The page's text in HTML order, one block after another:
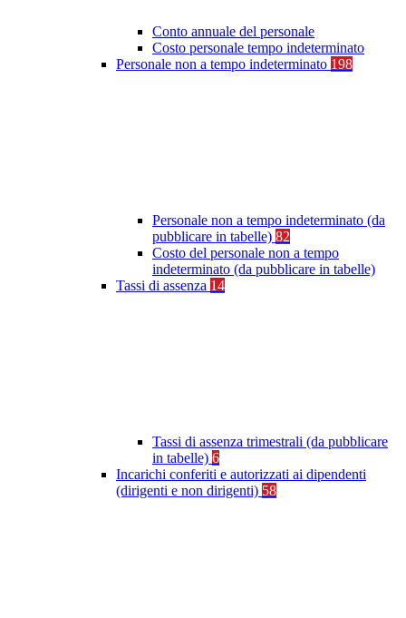
Conto annuale del personale
Costo personale tempo indeterminato
Personale non a tempo indeterminato 198
Personale non a tempo indeterminato (da
pubblicare in tabelle) 82
Costo del personale non a tempo
indeterminato (da pubblicare in tabelle)
Tassi di assenza 14
Tassi di assenza trimestrali (da pubblicare
in tabelle) 6
Incarichi conferiti e autorizzati ai dipendenti
(dirigenti e non dirigenti) 58